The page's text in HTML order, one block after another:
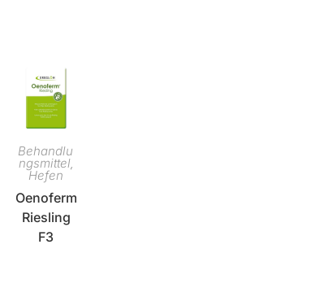
Behandlu
ngsmittel,
Hefen
Oenoferm
Riesling
F3